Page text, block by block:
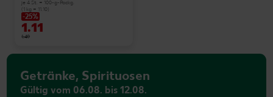
je 4 St. = 100-g-Packg.
(1 kg = 11.10)
-25%
1.11
1.49
Getränke, Spirituosen
Gültig vom 06.08. bis 12.08.